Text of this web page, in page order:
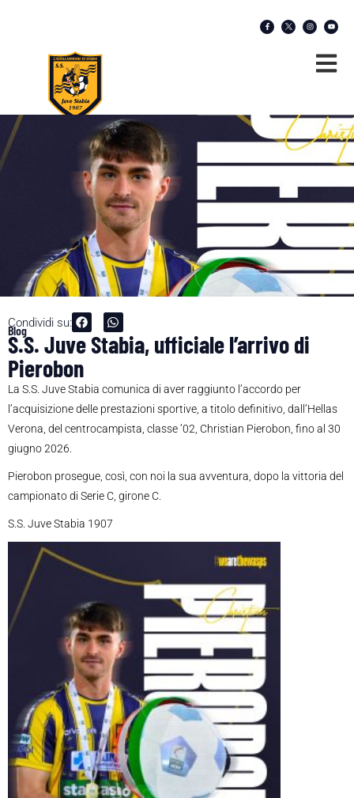
Condividi su:
Blog
S.S. Juve Stabia, ufficiale l’arrivo di
Pierobon
La S.S. Juve Stabia comunica di aver raggiunto l’accordo per
l’acquisizione delle prestazioni sportive, a titolo definitivo, dall’Hellas
Verona, del centrocampista, classe ’02, Christian Pierobon, fino al 30
giugno 2026.
Pierobon prosegue, così, con noi la sua avventura, dopo la vittoria del
campionato di Serie C, girone C.
S.S. Juve Stabia 1907